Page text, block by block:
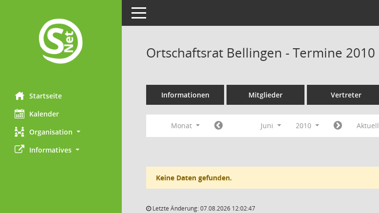
Startseite
Kalender
Organisation
Informatives
Toggle navigation
Ortschaftsrat Bellingen - Termine 2010
Informationen Mitglieder Vertreter
Monat Juni 2010 Aktuell
Keine Daten gefunden.
Letzte Änderung: 07.08.2026 12:02:47